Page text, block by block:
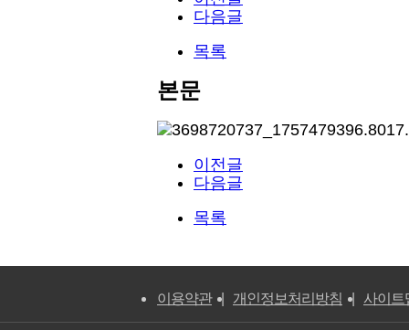
다음글
목록
본문
이전글
다음글
목록
이용약관 개인정보처리방침 사이트